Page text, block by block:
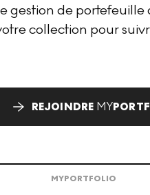
gestion de
collection pour
REJOINDRE MY
MYPORTFOLIO